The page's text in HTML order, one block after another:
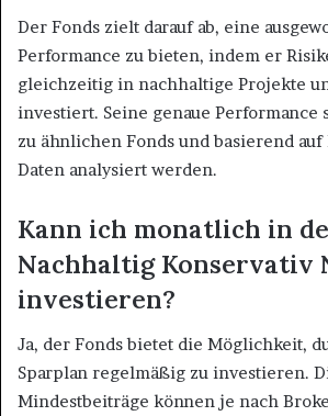
Der Fonds zielt darauf ab, eine
Performance zu bieten, indem er
gleichzeitig in nachhaltige Projekte
investiert. Seine genaue Performance
zu ähnlichen Fonds und basierend
Daten analysiert werden.
Kann ich monatlich in
Nachhaltig Konservativ
investieren?
Ja, der Fonds bietet die Möglichkeit,
Sparplan regelmäßig zu investieren.
Mindestbeiträge können je nach